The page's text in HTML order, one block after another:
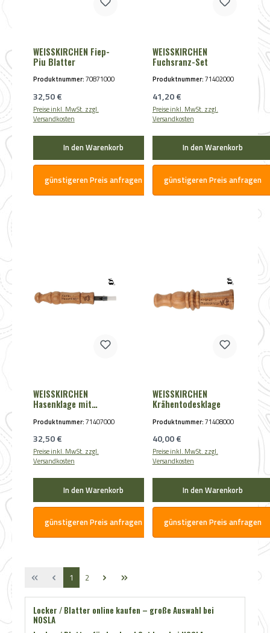
WEISSKIRCHEN Fiep-
Piu Blatter
Produktnummer:70871000
Regulärer Preis:
32,50 €
Preise inkl. MwSt. zzgl.
Versandkosten
In den Warenkorb
günstigeren Preis anfragen
WEISSKIRCHEN
Fuchsranz-Set
Produktnummer:71402000
Regulärer Preis:
41,20 €
Preise inkl. MwSt. zzgl.
Versandkosten
In den Warenkorb
günstigeren Preis anfragen
WEISSKIRCHEN
Hasenklage mit
Produktnummer:71407000
Regulärer Preis:
32,50 €
Preise inkl. MwSt. zzgl.
Versandkosten
In den Warenkorb
günstigeren Preis anfragen
WEISSKIRCHEN
Krähentodesklage
Produktnummer:71408000
Regulärer Preis:
40,00 €
Preise inkl. MwSt. zzgl.
Versandkosten
In den Warenkorb
günstigeren Preis anfragen
Seite
1 Seite
2
Locker / Blatter online kaufen – große Auswahl bei
NOSLA